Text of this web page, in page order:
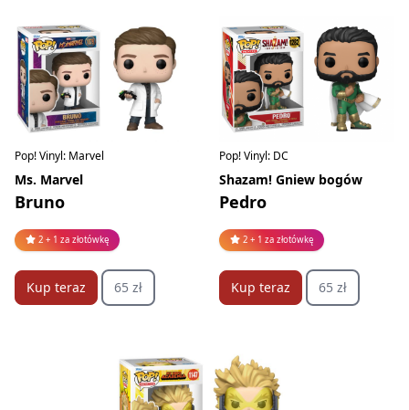
Pop! Vinyl: Marvel
Ms. Marvel
Bruno
2 + 1 za złotówkę
Kup teraz 65 zł
Pop! Vinyl: DC
Shazam! Gniew bogów
Pedro
2 + 1 za złotówkę
Kup teraz 65 zł